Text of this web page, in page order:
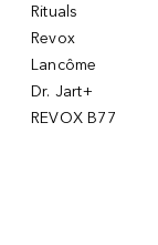
Rituals
Revox
Lancôme
Dr. Jart+
REVOX B77